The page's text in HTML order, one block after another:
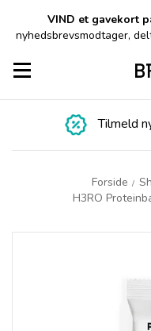
VIND et gavekort
nyhedsbrevsmodtager,
Toggle navigation
Tilmeld
Forside /
H3RO